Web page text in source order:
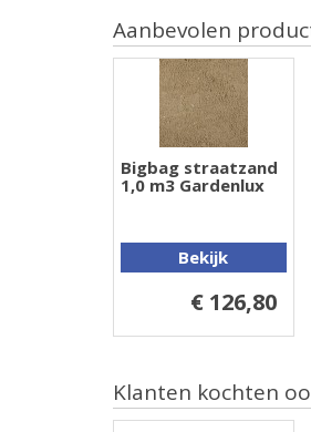
Aanbevolen
Bigbag straatzand
1,0 m3 Gardenlux
Bekijk
€ 126,80
Klanten kochten